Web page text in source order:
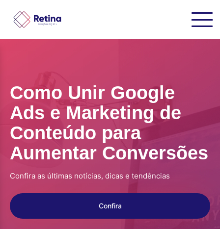
Como Unir Google
Ads e Marketing de
Conteúdo para
Aumentar Conversões
Confira as últimas notícias, dicas e tendências
Confira